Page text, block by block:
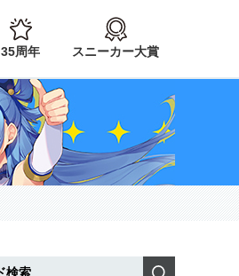
35周年 スニーカー大賞